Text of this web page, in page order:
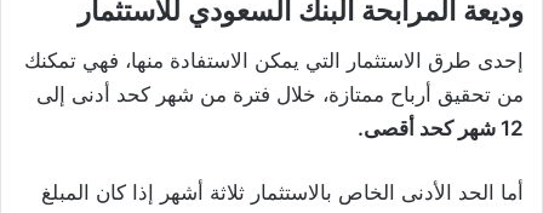
وديعة المرابحة البنك السعودي للاستثمار
إحدى طرق الاستثمار التي يمكن الاستفادة منها، فهي تمكنك
من تحقيق أرباح ممتازة، خلال فترة من شهر كحد أدنى إلى
12 شهر كحد أقصى.
أما الحد الأدنى الخاص بالاستثمار ثلاثة أشهر إذا كان المبلغ